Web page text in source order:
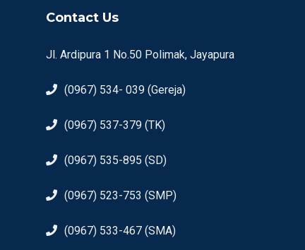
Contact Us
Jl. Ardipura 1 No.50 Polimak, Jayapura
(0967) 534- 039 (Gereja)
(0967) 537-379 (TK)
(0967) 535-895 (SD)
(0967) 523-753 (SMP)
(0967) 533-467 (SMA)